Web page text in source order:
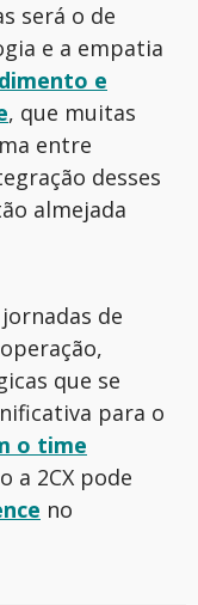
será o de
e a empatia
e
, que muitas
entre
desses
almejada
de
operação,
que se
para o
o time
a 2CX pode
no